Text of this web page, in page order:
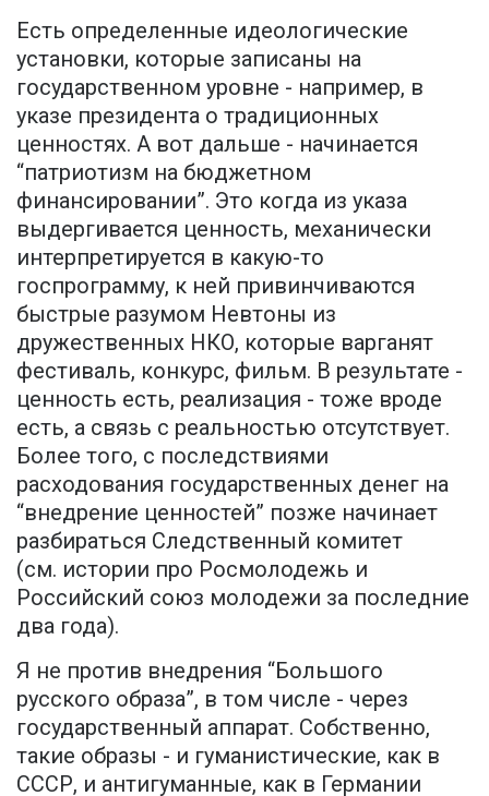
Есть определенные идеологические
установки, которые записаны на
государственном уровне - например, в
указе президента о традиционных
ценностях. А вот дальше - начинается
“патриотизм на бюджетном
финансировании”. Это когда из указа
выдергивается ценность, механически
интерпретируется в какую-то
госпрограмму, к ней привинчиваются
быстрые разумом Невтоны из
дружественных НКО, которые варганят
фестиваль, конкурс, фильм. В результате -
ценность есть, реализация - тоже вроде
есть, а связь с реальностью отсутствует.
Более того, с последствиями
расходования государственных денег на
“внедрение ценностей” позже начинает
разбираться Следственный комитет
(см. истории про Росмолодежь и
Российский союз молодежи за последние
два года).
Я не против внедрения “Большого
русского образа”, в том числе - через
государственный аппарат. Собственно,
такие образы - и гуманистические, как в
СССР, и антигуманные, как в Германии